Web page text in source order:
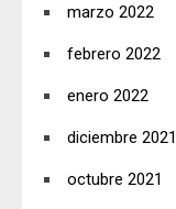
marzo 2022
febrero 2022
enero 2022
diciembre 2021
octubre 2021